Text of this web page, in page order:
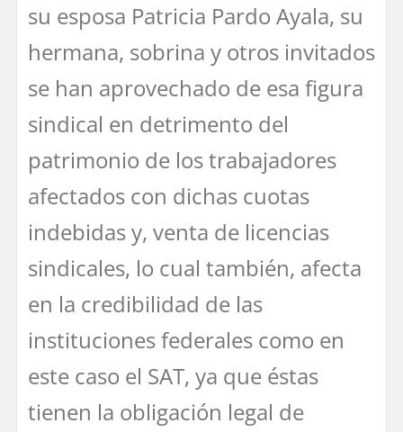
su esposa Patricia Pardo Ayala, su
hermana, sobrina y otros invitados
se han aprovechado de esa figura
sindical en detrimento del
patrimonio de los trabajadores
afectados con dichas cuotas
indebidas y, venta de licencias
sindicales, lo cual también, afecta
en la credibilidad de las
instituciones federales como en
este caso el SAT, ya que éstas
tienen la obligación legal de